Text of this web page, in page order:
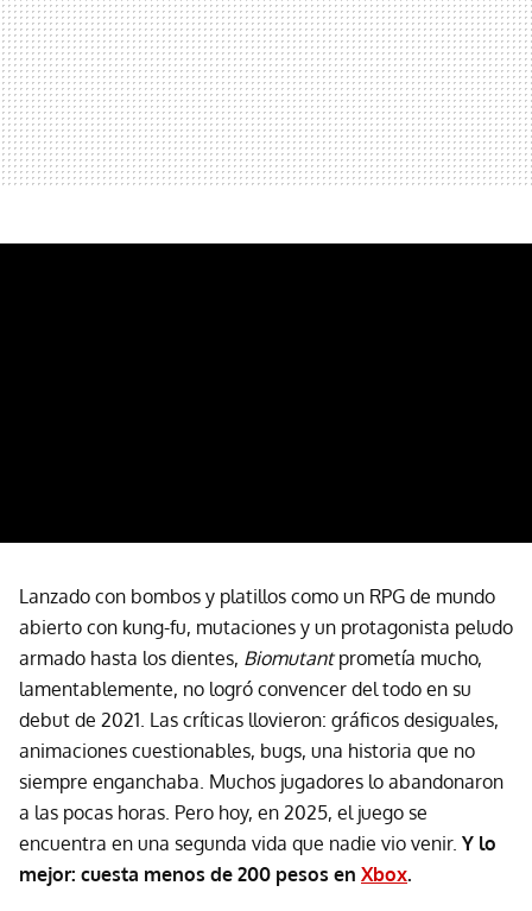
Lanzado con bombos y platillos como un RPG de mundo
abierto con kung-fu, mutaciones y un protagonista peludo
armado hasta los dientes, Biomutantprometía mucho,
lamentablemente, no logró convencer del todo en su
debut de 2021. Las críticas llovieron: gráficos desiguales,
animaciones cuestionables, bugs, una historia que no
siempre enganchaba. Muchos jugadores lo abandonaron
a las pocas horas. Pero hoy, en 2025, el juego se
encuentra en una segunda vida que nadie vio venir. Y lo
mejor: cuesta menos de 200 pesos en Xbox.